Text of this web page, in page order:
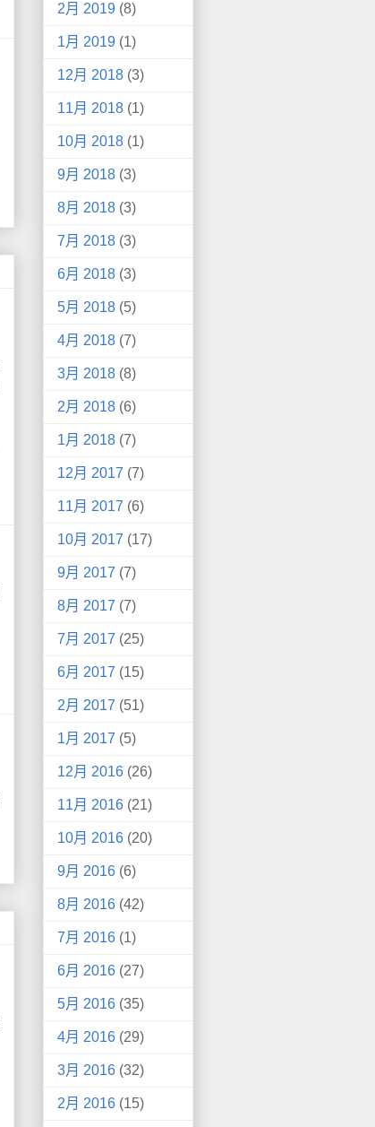
2月 2019 (8)
1月 2019 (1)
12月 2018 (3)
11月 2018 (1)
10月 2018 (1)
9月 2018 (3)
8月 2018 (3)
7月 2018 (3)
6月 2018 (3)
5月 2018 (5)
4月 2018 (7)
3月 2018 (8)
2月 2018 (6)
1月 2018 (7)
12月 2017 (7)
11月 2017 (6)
10月 2017 (17)
9月 2017 (7)
8月 2017 (7)
7月 2017 (25)
6月 2017 (15)
2月 2017 (51)
1月 2017 (5)
12月 2016 (26)
11月 2016 (21)
10月 2016 (20)
9月 2016 (6)
8月 2016 (42)
7月 2016 (1)
6月 2016 (27)
5月 2016 (35)
4月 2016 (29)
3月 2016 (32)
2月 2016 (15)